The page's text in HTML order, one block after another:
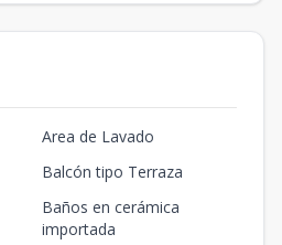
Area de Lavado
Balcón tipo Terraza
Baños en cerámica
importada